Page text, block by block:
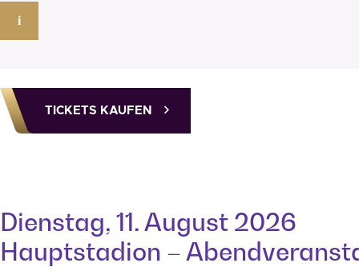
i
TICKETS KAUFEN
Dienstag, 11. August 2026
Hauptstadion –